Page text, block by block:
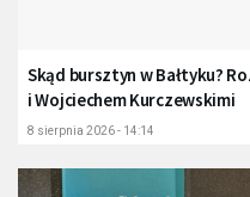
Skąd bursztyn w Bałtyku?
i Wojciechem Kurczewskimi
8 sierpnia 2026 - 14:14